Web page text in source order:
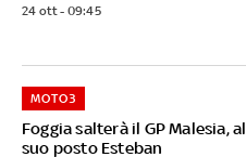
24 ott - 09:45
Foggia salterà il GP Malesia, al
suo posto Esteban
MOTO3